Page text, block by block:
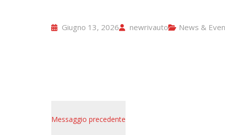
Giugno 13, 2026 newrivauto News &
Messaggio precedente